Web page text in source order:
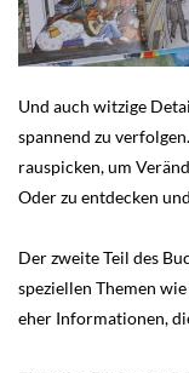
Und auch witzige
spannend zu
rauspicken, um
Oder zu entdecken
Der zweite Teil des
speziellen Themen
eher Informationen,